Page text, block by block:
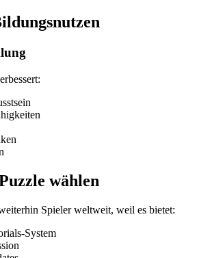
wählen
Spieler weltweit, weil es bietet:
System